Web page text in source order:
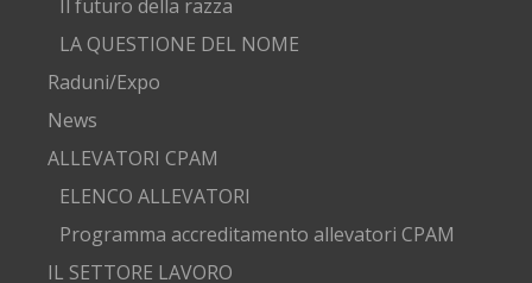
Il futuro della razza
LA QUESTIONE DEL NOME
Raduni/Expo
News
ALLEVATORI CPAM
ELENCO ALLEVATORI
Programma accreditamento allevatori CPAM
IL SETTORE LAVORO